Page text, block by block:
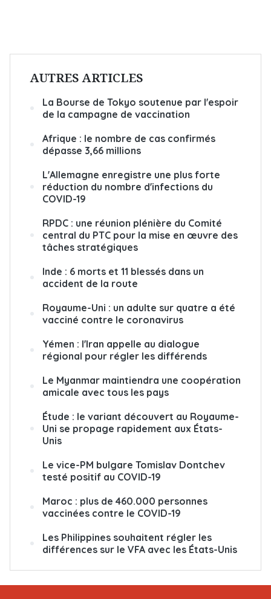
AUTRES ARTICLES
La Bourse de Tokyo soutenue par l'espoir
de la campagne de vaccination
Afrique : le nombre de cas confirmés
dépasse 3,66 millions
L'Allemagne enregistre une plus forte
réduction du nombre d'infections du
COVID-19
RPDC : une réunion plénière du Comité
central du PTC pour la mise en œuvre des
tâches stratégiques
Inde : 6 morts et 11 blessés dans un
accident de la route
Royaume-Uni : un adulte sur quatre a été
vacciné contre le coronavirus
Yémen : l'Iran appelle au dialogue
régional pour régler les différends
Le Myanmar maintiendra une coopération
amicale avec tous les pays
Étude : le variant découvert au Royaume-
Uni se propage rapidement aux États-
Unis
Le vice-PM bulgare Tomislav Dontchev
testé positif au COVID-19
Maroc : plus de 460.000 personnes
vaccinées contre le COVID-19
Les Philippines souhaitent régler les
différences sur le VFA avec les États-Unis